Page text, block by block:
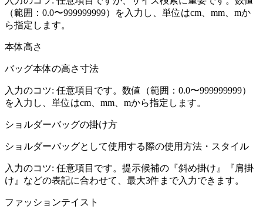
（範囲：0.0〜999999999）を入力し、単位はcm、mm、mか
ら指定します。
本体高さ
バッグ本体の高さ寸法
入力のコツ: 任意項目です。数値（範囲：0.0〜999999999）
を入力し、単位はcm、mm、mから指定します。
ショルダーバッグの掛け方
ショルダーバッグとして使用する際の使用方法・スタイル
入力のコツ: 任意項目です。提示候補の『斜め掛け』『肩掛
け』などの表記に合わせて、最大3件まで入力できます。
ファッションテイスト